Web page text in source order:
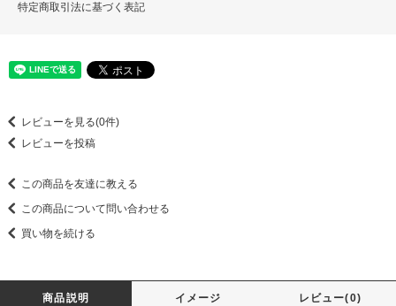
特定商取引法に基づく表記
レビューを見る(0件)
レビューを投稿
この商品を友達に教える
この商品について問い合わせる
買い物を続ける
商品説明 イメージ レビュー(0)